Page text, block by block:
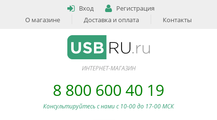
Вход
Регистрация
О магазине
Доставка и оплата Контакты
ИНТЕРНЕТ-МАГАЗИН
8 800 600 40 19
Консультируйтесь с нами c 10-00 до 17-00 МСК